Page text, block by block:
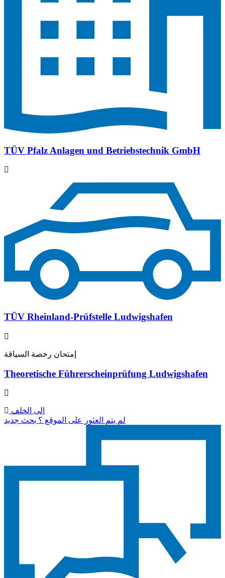
TÜV Pfalz Anlagen und Betriebstechnik GmbH
TÜV Rheinland-Prüfstelle Ludwigshafen
إمتحان رخصة السياقة
Theoretische Führerscheinprüfung Ludwigshafen
الى الخلف
لم يتم العثور على الموقع ؟ بحث جديد